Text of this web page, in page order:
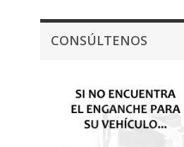
CONSÚLTENOS